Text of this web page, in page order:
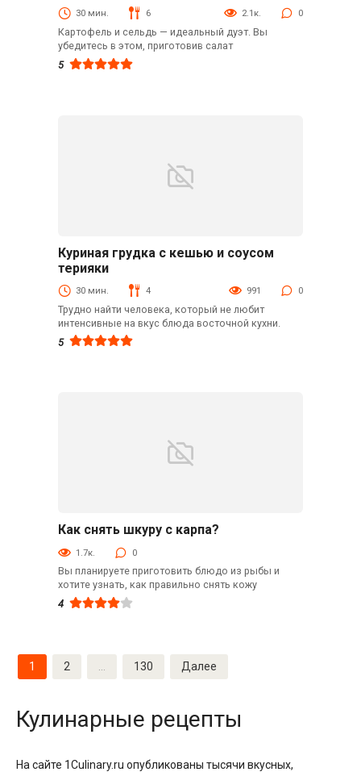
30 мин. 6 2.1к. 0
Картофель и сельдь — идеальный дуэт. Вы
убедитесь в этом, приготовив салат
5
Вторые блюда
Куриная грудка с кешью и соусом
терияки
30 мин. 4 991 0
Трудно найти человека, который не любит
интенсивные на вкус блюда восточной кухни.
5
Кулинарные советы
Как снять шкуру с карпа?
1.7к. 0
Вы планируете приготовить блюдо из рыбы и
хотите узнать, как правильно снять кожу
4
Навигация
по
1 2 130 Далее
Кулинарные рецепты
На сайте 1Culinary.ru опубликованы тысячи вкусных,